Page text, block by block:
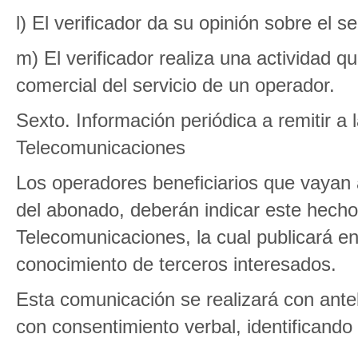
l) El verificador da su opinión sobre el
m) El verificador realiza una actividad
comercial del servicio de un operador.
Sexto. Información periódica a remitir a
Telecomunicaciones
Los operadores beneficiarios que
del abonado, deberán indicar este
Telecomunicaciones, la cual publicará
conocimiento de terceros interesados.
Esta comunicación se realizará con
con consentimiento verbal,